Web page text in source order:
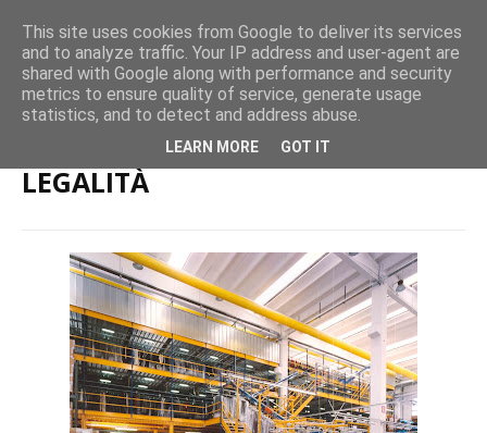
Home page Merci e Logistica APPALTI ZARA, È ORA DI LEGALITÀ
APPALTI ZARA, È ORA DI
LEGALITÀ
This site uses cookies from Google to deliver its services
and to analyze traffic. Your IP address and user-agent are
shared with Google along with performance and security
metrics to ensure quality of service, generate usage
statistics, and to detect and address abuse.
LEARN MORE GOT IT